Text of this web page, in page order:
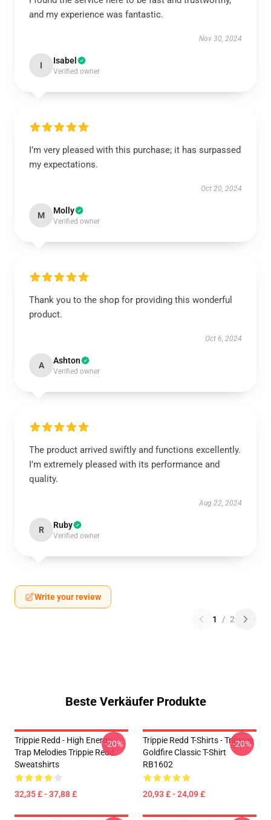
and my experience was fantastic.
Nov 30, 2024
I Isabel
Verified owner
I’m very pleased with this purchase; it has surpassed
my expectations.
Oct 20, 2024
M Molly
Verified owner
Thank you to the shop for providing this wonderful
product.
Oct 6, 2024
A Ashton
Verified owner
The product arrived swiftly and functions excellently.
I’m extremely pleased with its performance and
quality.
Aug 22, 2024
R Ruby
Verified owner
Write your review
1 / 2
Beste Verkäufer Produkte
Trippie Redd - High Energy
Trap Melodies Trippie Redd
Sweatshirts
32,35 £ - 37,88 £
-20%
Trippie Redd T-Shirts - Trippiee
Goldfire Classic T-Shirt
RB1602
20,93 £ - 24,09 £
-20%